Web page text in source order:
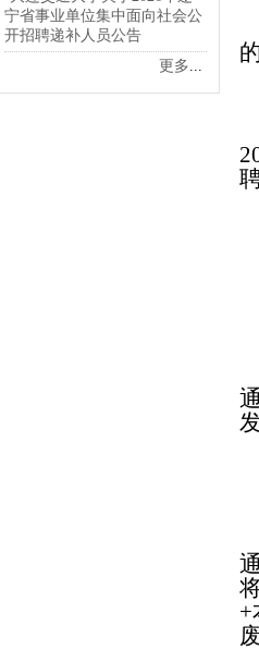
宁省事业单位集中面向社会公
开招聘递补人员公告
更多...
+